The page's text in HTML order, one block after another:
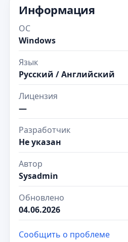
Информация
ОС
Windows
Язык
Русский / Английский
Лицензия
—
Разработчик
Не указан
Автор
Sysadmin
Обновлено
04.06.2026
Сообщить о проблеме